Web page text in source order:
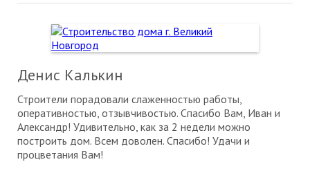
Денис Калькин
Строители порадовали слаженностью работы,
оперативностью, отзывчивостью. Спасибо Вам, Иван и
Александр! Удивительно, как за 2 недели можно
построить дом. Всем доволен. Спасибо! Удачи и
процветания Вам!